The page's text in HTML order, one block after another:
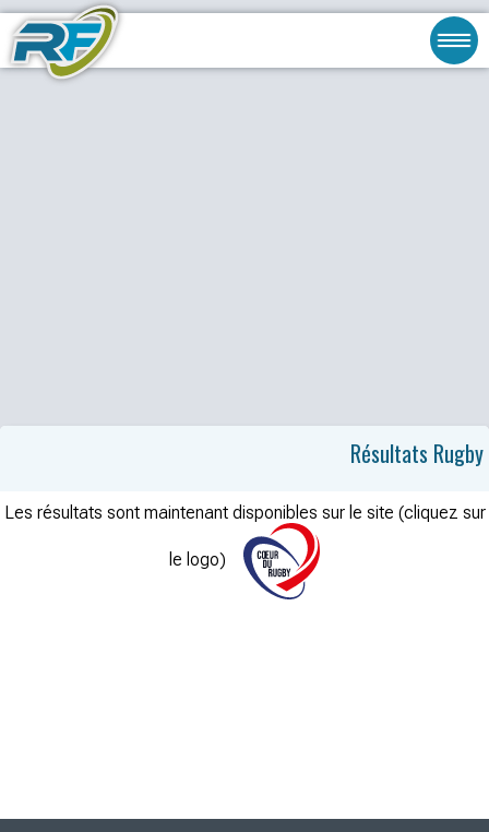
Résultats Rugby
Les résultats sont maintenant disponibles sur le site (cliquez sur
le logo)